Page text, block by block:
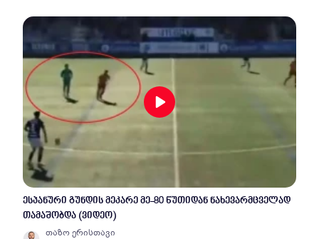
ესპანური გუნდის მეკარე მე-80 წუთიდან ნახევარმცველად
თამაშობდა (ვიდეო)
თაზო ერისთავი